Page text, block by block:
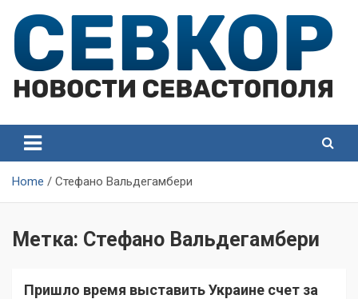
content
Севастополя
Севастополя
Home Стефано Вальдегамбери
Метка: Стефано Вальдегамбери
Пришло время выставить Украине счет за